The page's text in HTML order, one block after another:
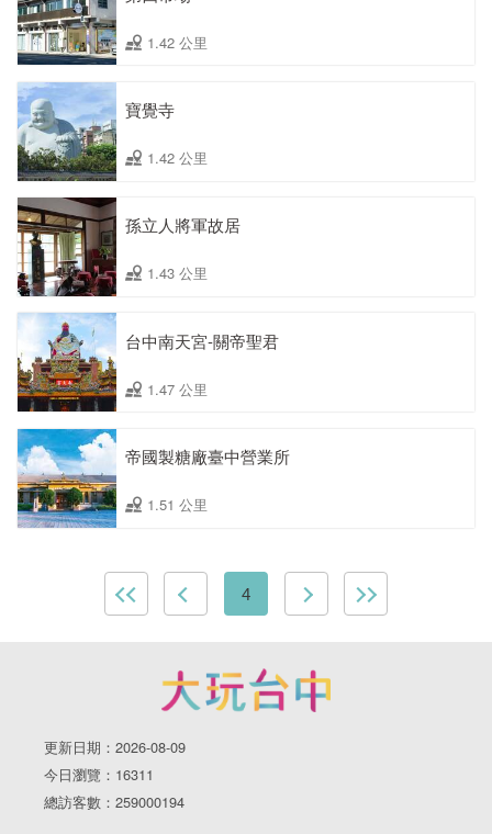
1.42 公里
寶覺寺
1.42 公里
孫立人將軍故居
1.43 公里
台中南天宮-關帝聖君
1.47 公里
帝國製糖廠臺中營業所
1.51 公里
4
更新日期：2026-08-09
今日瀏覽：16311
總訪客數：259000194